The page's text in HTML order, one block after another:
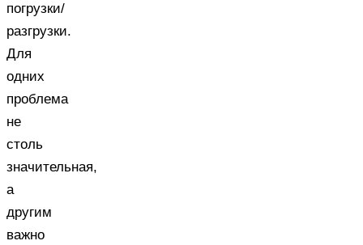
погрузки/
разгрузки.
Для
одних
проблема
не
столь
значительная,
а
другим
важно